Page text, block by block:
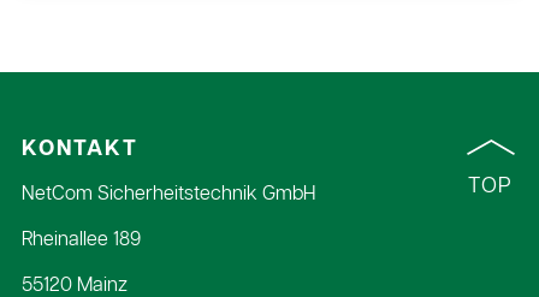
KONTAKT
NetCom Sicherheitstechnik GmbH
Rheinallee 189
55120 Mainz
TOP